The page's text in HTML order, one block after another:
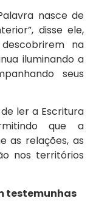
nasce de
disse ele,
na
iluminando a
seus
ler a Escritura
que a
as relações, as
nos territórios
testemunhas